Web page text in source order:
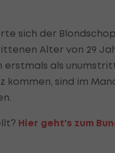
sich der
Alter von 29
erstmals als
sind im
Hier geht's zum